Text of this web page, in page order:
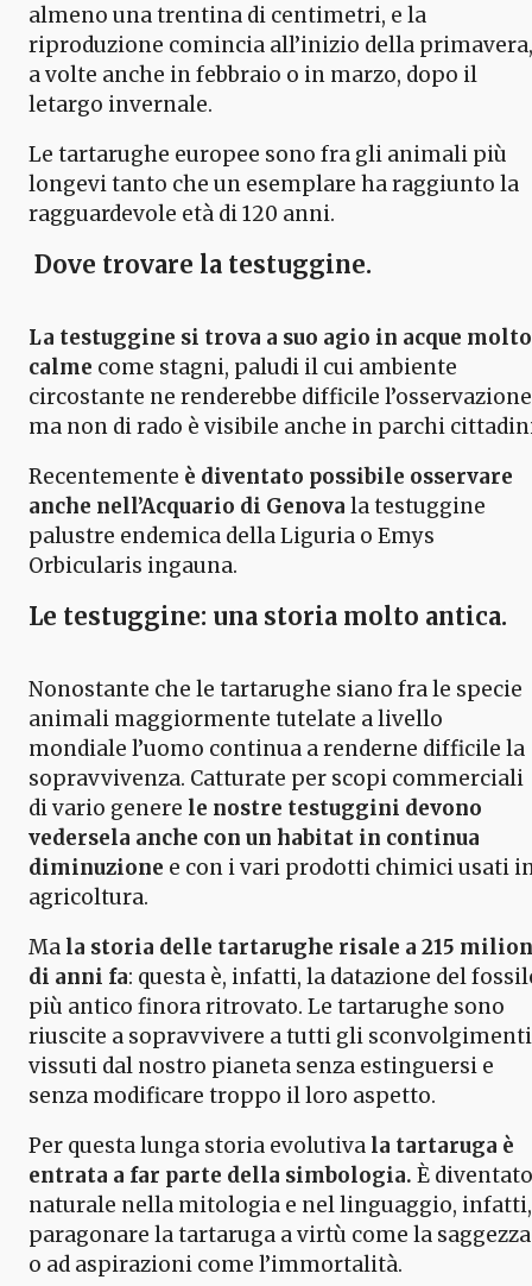
almeno una trentina di centimetri, e la
riproduzione comincia all’inizio della primavera,
a volte anche in febbraio o in marzo, dopo il
letargo invernale.
Le tartarughe europee sono fra gli animali più
longevi tanto che un esemplare ha raggiunto la
ragguardevole età di 120 anni.
Dove trovare la testuggine.
La testuggine si trova a suo agio in acque molto
calme come stagni, paludi il cui ambiente
circostante ne renderebbe difficile
ma non di rado è visibile anche in parchi
Recentemente è diventato possibile osservare
anche nell’Acquario di Genova la testuggine
palustre endemica della Liguria o Emys
Orbicularis ingauna.
Le testuggine: una storia molto antica.
Nonostante che le tartarughe siano fra le specie
animali maggiormente tutelate a livello
mondiale l’uomo continua a renderne difficile la
sopravvivenza. Catturate per scopi commerciali
di vario genere le nostre testuggini devono
vedersela anche con un habitat in continua
diminuzione e con i vari prodotti chimici usati
agricoltura.
Ma la storia delle tartarughe risale a 215
di anni fa: questa è, infatti, la datazione del
più antico finora ritrovato. Le tartarughe sono
riuscite a sopravvivere a tutti gli sconvolgimenti
vissuti dal nostro pianeta senza estinguersi e
senza modificare troppo il loro aspetto.
Per questa lunga storia evolutiva la tartaruga è
entrata a far parte della simbologia. È diventato
naturale nella mitologia e nel linguaggio, infatti,
paragonare la tartaruga a virtù come la saggezza
o ad aspirazioni come l’immortalità.